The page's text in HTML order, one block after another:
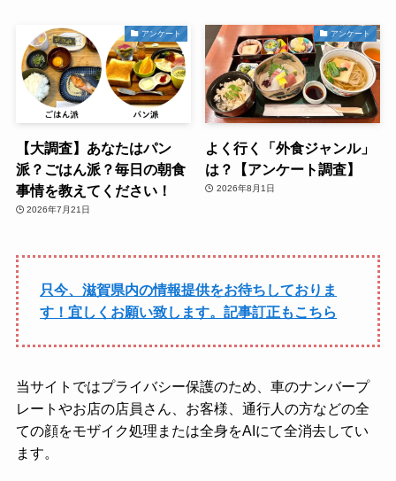
アンケート
【大調査】あなたはパン
派？ごはん派？毎日の朝食
事情を教えてください！
2026年7月21日
アンケート
よく行く「外食ジャンル」
は？【アンケート調査】
2026年8月1日
只今、滋賀県内の情報提供をお待ちしておりま
す！宜しくお願い致します。記事訂正もこちら
当サイトではプライバシー保護のため、車のナンバープ
レートやお店の店員さん、お客様、通行人の方などの全
ての顔をモザイク処理または全身をAIにて全消去してい
ます。